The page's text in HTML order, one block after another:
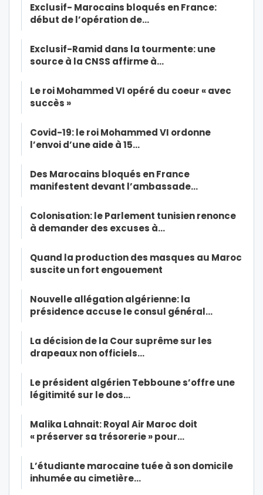
Exclusif- Marocains bloqués en France:
début de l’opération de…
Exclusif-Ramid dans la tourmente: une
source à la CNSS affirme à…
Le roi Mohammed VI opéré du coeur « avec
succès »
Covid-19: le roi Mohammed VI ordonne
l’envoi d’une aide à 15…
Des Marocains bloqués en France
manifestent devant l’ambassade…
Colonisation: le Parlement tunisien renonce
à demander des excuses à…
Quand la production des masques au Maroc
suscite un fort engouement
Nouvelle allégation algérienne: la
présidence accuse le consul général…
La décision de la Cour suprême sur les
drapeaux non officiels…
Le président algérien Tebboune s’offre une
légitimité sur le dos…
Malika Lahnait: Royal Air Maroc doit
« préserver sa trésorerie » pour…
L’étudiante marocaine tuée à son domicile
inhumée au cimetière…